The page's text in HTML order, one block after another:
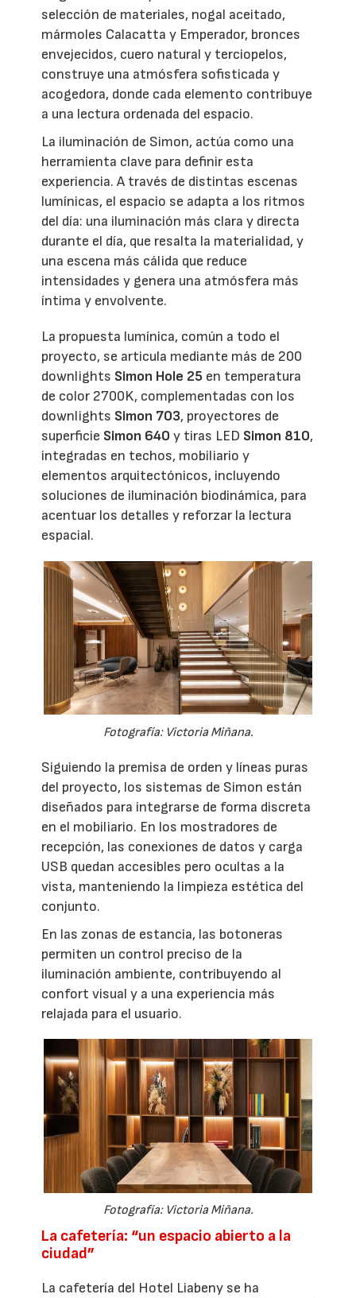
selección de materiales, nogal aceitado,
mármoles Calacatta y Emperador, bronces
envejecidos, cuero natural y terciopelos,
construye una atmósfera sofisticada y
acogedora, donde cada elemento contribuye
a una lectura ordenada del espacio.
La iluminación de Simon, actúa como una
herramienta clave para definir esta
experiencia. A través de distintas escenas
lumínicas, el espacio se adapta a los ritmos
del día: una iluminación más clara y directa
durante el día, que resalta la materialidad, y
una escena más cálida que reduce
intensidades y genera una atmósfera más
íntima y envolvente.
La propuesta lumínica, común a todo el
proyecto, se articula mediante más de 200
downlights Simon Hole 25 en temperatura
de color 2700K, complementadas con los
downlights Simon 703, proyectores de
superficie Simon 640 y tiras LED Simon 810,
integradas en techos, mobiliario y
elementos arquitectónicos, incluyendo
soluciones de iluminación biodinámica, para
acentuar los detalles y reforzar la lectura
espacial.
Fotografía: Victoria Miñana.
Siguiendo la premisa de orden y líneas puras
del proyecto, los sistemas de Simon están
diseñados para integrarse de forma discreta
en el mobiliario. En los mostradores de
recepción, las conexiones de datos y carga
USB quedan accesibles pero ocultas a la
vista, manteniendo la limpieza estética del
conjunto.
En las zonas de estancia, las botoneras
permiten un control preciso de la
iluminación ambiente, contribuyendo al
confort visual y a una experiencia más
relajada para el usuario.
Fotografía: Victoria Miñana.
La cafetería: “un espacio abierto a la
ciudad”
La cafetería del Hotel Liabeny se ha